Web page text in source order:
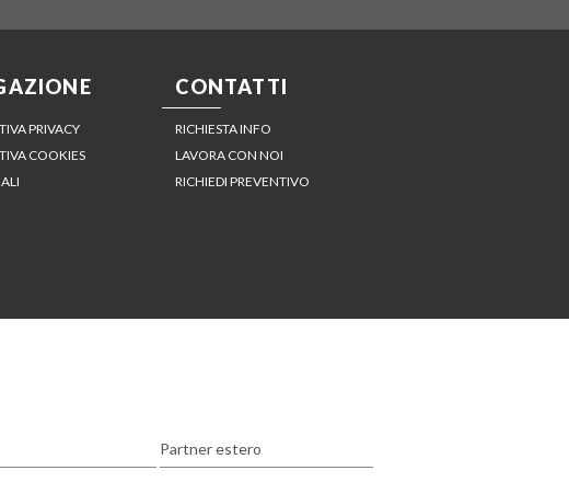
PRIVACY
COOKIES
CONTATTI
RICHIESTA INFO
LAVORA CON NOI
RICHIEDI PREVENTIVO
Partner estero